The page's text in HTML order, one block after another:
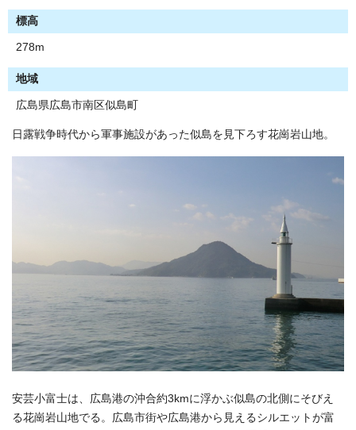
標高
278m
地域
広島県広島市南区似島町
日露戦争時代から軍事施設があった似島を見下ろす花崗岩山地。
安芸小富士は、広島港の沖合約3kmに浮かぶ似島の北側にそびえ
る花崗岩山地でる。広島市街や広島港から見えるシルエットが富